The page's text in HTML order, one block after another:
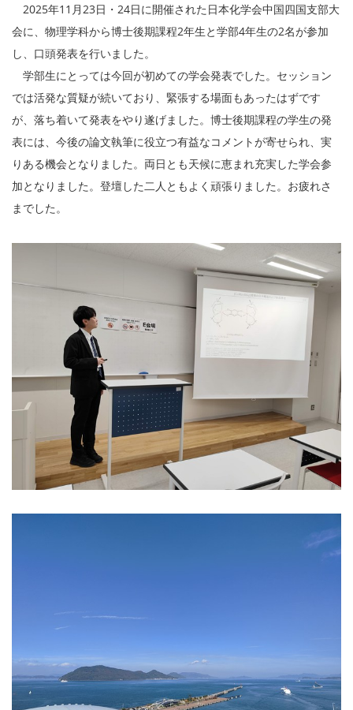
2025年11月23日・24日に開催された日本化学会中国四国支部大
会に、物理学科から博士後期課程2年生と学部4年生の2名が参加
し、口頭発表を行いました。
学部生にとっては今回が初めての学会発表でした。セッション
では活発な質疑が続いており、緊張する場面もあったはずです
が、落ち着いて発表をやり遂げました。博士後期課程の学生の発
表には、今後の論文執筆に役立つ有益なコメントが寄せられ、実
りある機会となりました。両日とも天候に恵まれ充実した学会参
加となりました。登壇した二人ともよく頑張りました。お疲れさ
までした。